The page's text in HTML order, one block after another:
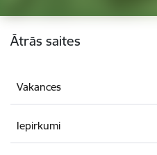
Kājene
Ātrās saites
Vakances
Iepirkumi